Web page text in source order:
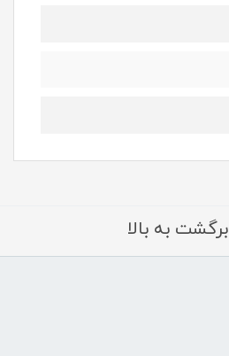
برگشت به بالا